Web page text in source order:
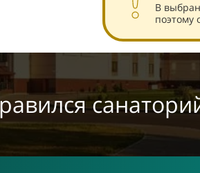
В
поэтому